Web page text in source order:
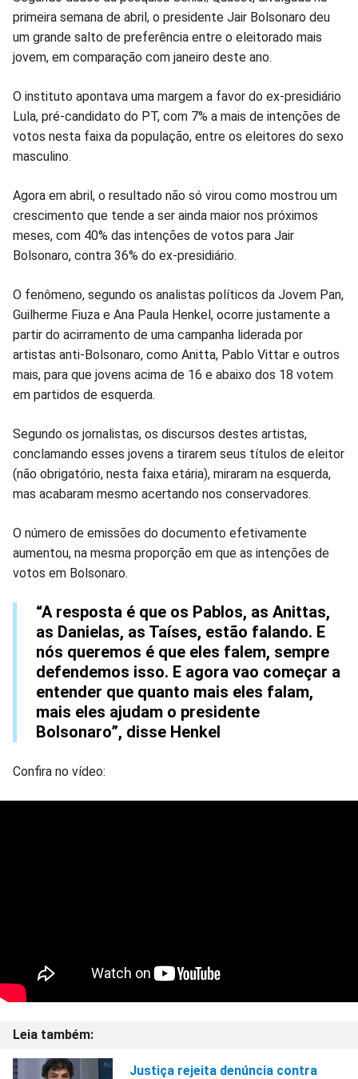
no
no
no
no
no
no
primeira semana de abril, o presidente Jair Bolsonaro deu
um grande salto de preferência entre o eleitorado mais
jovem, em comparação com janeiro deste ano.
O instituto apontava uma margem a favor do ex-presidiário
Lula, pré-candidato do PT, com 7% a mais de intenções de
votos nesta faixa da população, entre os eleitores do sexo
masculino.
Agora em abril, o resultado não só virou como mostrou um
crescimento que tende a ser ainda maior nos próximos
meses, com 40% das intenções de votos para Jair
Bolsonaro, contra 36% do ex-presidiário.
O fenômeno, segundo os analistas políticos da Jovem Pan,
Guilherme Fiuza e Ana Paula Henkel, ocorre justamente a
partir do acirramento de uma campanha liderada por
artistas anti-Bolsonaro, como Anitta, Pablo Vittar e outros
mais, para que jovens acima de 16 e abaixo dos 18 votem
em partidos de esquerda.
Segundo os jornalistas, os discursos destes artistas,
conclamando esses jovens a tirarem seus títulos de eleitor
(não obrigatório, nesta faixa etária), miraram na esquerda,
mas acabaram mesmo acertando nos conservadores.
O número de emissões do documento efetivamente
aumentou, na mesma proporção em que as intenções de
votos em Bolsonaro.
“A resposta é que os Pablos, as Anittas,
as Danielas, as Taíses, estão falando. E
nós queremos é que eles falem, sempre
defendemos isso. E agora vao começar a
entender que quanto mais eles falam,
mais eles ajudam o presidente
Bolsonaro”, disse Henkel
Confira no vídeo:
Justiça rejeita denúncia contra